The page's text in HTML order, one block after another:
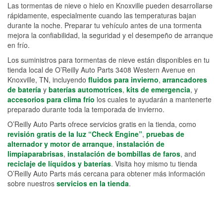
Las tormentas de nieve o hielo en Knoxville pueden desarrollarse
rápidamente, especialmente cuando las temperaturas bajan
durante la noche. Preparar tu vehículo antes de una tormenta
mejora la confiabilidad, la seguridad y el desempeño de arranque
en frío.
Los suministros para tormentas de nieve están disponibles en tu
tienda local de O’Reilly Auto Parts 3408 Western Avenue en
Knoxville, TN, incluyendo fluidos para invierno, arrancadores
de batería y baterías automotrices, kits de emergencia, y
accesorios para clima frío los cuales te ayudarán a mantenerte
preparado durante toda la temporada de invierno.
O’Reilly Auto Parts ofrece servicios gratis en la tienda, como
revisión gratis de la luz “Check Engine”, pruebas de
alternador y motor de arranque, instalación de
limpiaparabrisas, instalación de bombillas de faros, and
reciclaje de líquidos y baterías. Visita hoy mismo tu tienda
O’Reilly Auto Parts más cercana para obtener más información
sobre nuestros servicios en la tienda.